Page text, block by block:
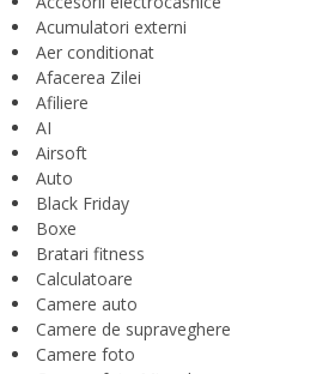
Acumulatori externi
Aer conditionat
Afacerea Zilei
Afiliere
AI
Airsoft
Auto
Black Friday
Boxe
Bratari fitness
Calculatoare
Camere auto
Camere de supraveghere
Camere foto